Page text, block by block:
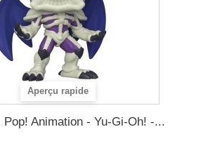
Aperçu rapide
Pop! Animation - Yu-Gi-Oh! -...